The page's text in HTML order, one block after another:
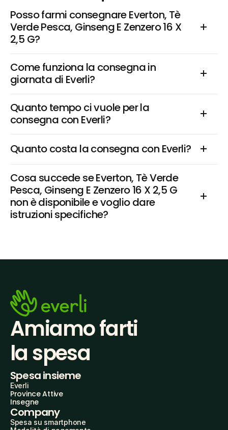
Posso farmi consegnare Everton, Tè
Verde Pesca, Ginseng E Zenzero 16 X
2,5 G?
Come funziona la consegna in
giornata di Everli?
Quanto tempo ci vuole per la
consegna con Everli?
Quanto costa la consegna con Everli?
Cosa succede se Everton, Tè Verde
Pesca, Ginseng E Zenzero 16 X 2,5 G
non è disponibile e voglio dare
istruzioni specifiche?
Amiamo farti
la spesa
Spesa insieme
Everli
Province Attive
Insegne
Company
Spesa su smartphone